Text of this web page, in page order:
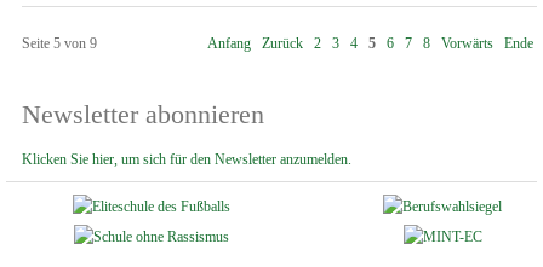
Seite 5 von 9 Anfang Zurück 2 3 4 5 6 7 8 Vorwärts Ende
Newsletter abonnieren
Klicken Sie hier, um sich für den Newsletter anzumelden.